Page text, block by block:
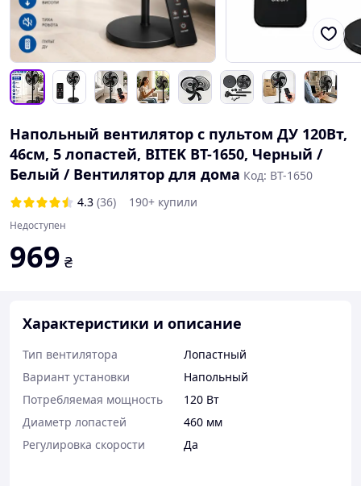
Напольный вентилятор с пультом ДУ 120Вт,
46см, 5 лопастей, BITEK BT-1650, Черный /
Белый / Вентилятор для дома Код: BT-1650
4.3 (36) 190+ купили
Недоступен
969 ₴
Характеристики и описание
Тип вентилятора
Лопастный
Вариант установки
Напольный
Потребляемая мощность
120 Вт
Диаметр лопастей
460 мм
Регулировка скорости
Да